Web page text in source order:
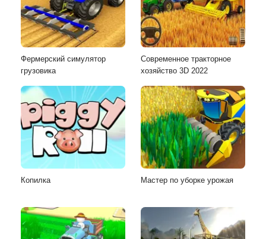
Фермерский симулятор
грузовика
Современное тракторное
хозяйство 3D 2022
Копилка Мастер по уборке урожая